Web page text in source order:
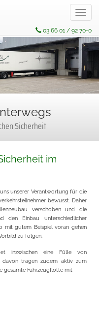
03 66 01 / 92 70-0
Sicherheit
im
unserer Verantwortung für die
bewusst. Daher
verschoben und die
den Einbau unterschiedlicher
mit gutem Beispiel voran gehen
zu folgen.
inzwischen eine Fülle von
davon tragen zudem aktiv zum
gesamte Fahrzeugflotte mit